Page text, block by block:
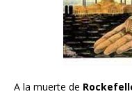
A la muerte de